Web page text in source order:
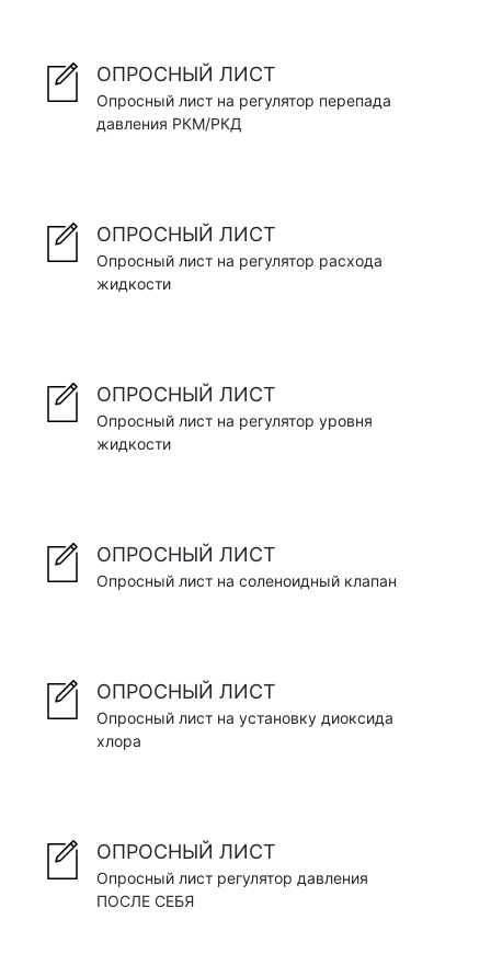
ОПРОСНЫЙ ЛИСТ
Опросный лист на регулятор перепада
давления РКМ/РКД
ОПРОСНЫЙ ЛИСТ
Опросный лист на регулятор расхода
жидкости
ОПРОСНЫЙ ЛИСТ
Опросный лист на регулятор уровня
жидкости
ОПРОСНЫЙ ЛИСТ
Опросный лист на соленоидный клапан
ОПРОСНЫЙ ЛИСТ
Опросный лист на установку диоксида
хлора
ОПРОСНЫЙ ЛИСТ
Опросный лист регулятор давления
ПОСЛЕ СЕБЯ